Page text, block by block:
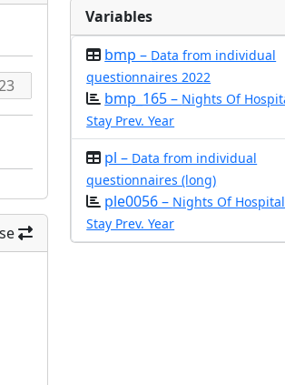
Variables
bmp – Data from individual
questionnaires 2022
bmp_165 – Nights Of
Stay Prev. Year
pl – Data from individual
questionnaires (long)
ple0056 – Nights Of Hospital
Stay Prev. Year